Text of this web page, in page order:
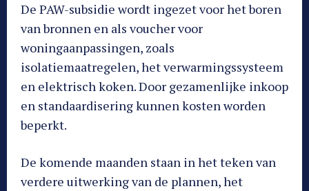
De PAW-subsidie wordt ingezet voor het boren
van bronnen en als voucher voor
woningaanpassingen, zoals
isolatiemaatregelen, het verwarmingssysteem
en elektrisch koken. Door gezamenlijke inkoop
en standaardisering kunnen kosten worden
beperkt.
De komende maanden staan in het teken van
verdere uitwerking van de plannen, het